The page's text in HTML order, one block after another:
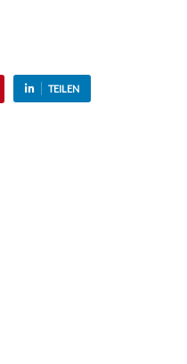
TEILEN